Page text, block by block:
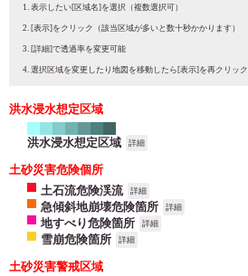
表示したい[区域名]を選択（複数選択可）
[表示]をクリック（該当区域が多いと数十秒かかります）
[詳細]で透過率を変更可能
選択区域を変更したり地図を移動したら[表示]を再クリック
洪水浸水想定区域
洪水浸水想定区域 詳細
土砂災害危険個所
土石流危険渓流
詳細
急傾斜地崩壊危険箇所 詳細
地すべり危険箇所 詳細
雪崩危険箇所 詳細
土砂災害警戒区域